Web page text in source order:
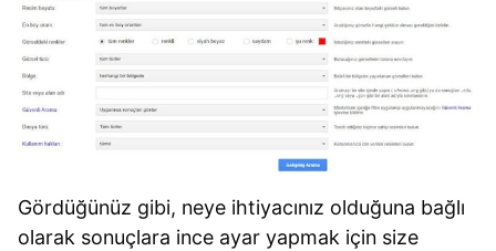
Gördüğünüz gibi, neye ihtiyacınız olduğuna bağlı
olarak sonuçlara ince ayar yapmak için size